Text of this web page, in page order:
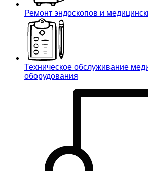
Ремонт эндоскопов и
Техническое обслуживание
оборудования